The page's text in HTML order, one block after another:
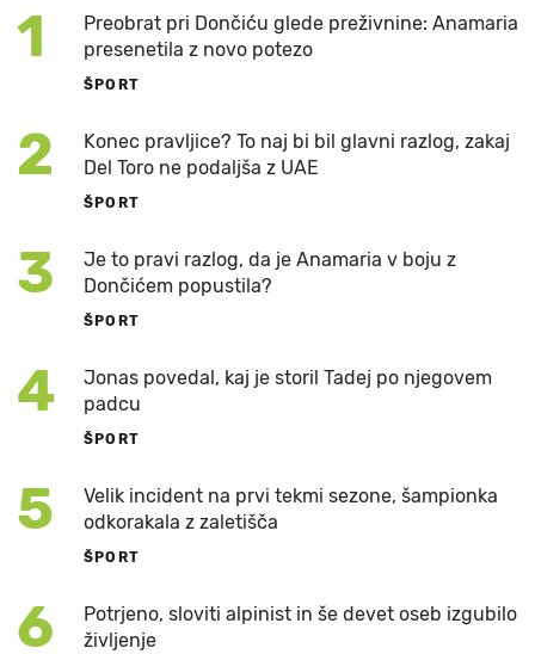
1
Preobrat pri Dončiću glede preživnine: Anamaria
presenetila z novo potezo
ŠPORT
2
Konec pravljice? To naj bi bil glavni razlog, zakaj
Del Toro ne podaljša z UAE
ŠPORT
3
Je to pravi razlog, da je Anamaria v boju z
Dončićem popustila?
ŠPORT
4
Jonas povedal, kaj je storil Tadej po njegovem
padcu
ŠPORT
5
Velik incident na prvi tekmi sezone, šampionka
odkorakala z zaletišča
ŠPORT
6
Potrjeno, sloviti alpinist in še devet oseb izgubilo
življenje